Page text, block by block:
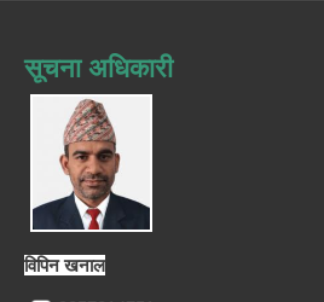
सूचना अधिकारी
विपिन खनाल